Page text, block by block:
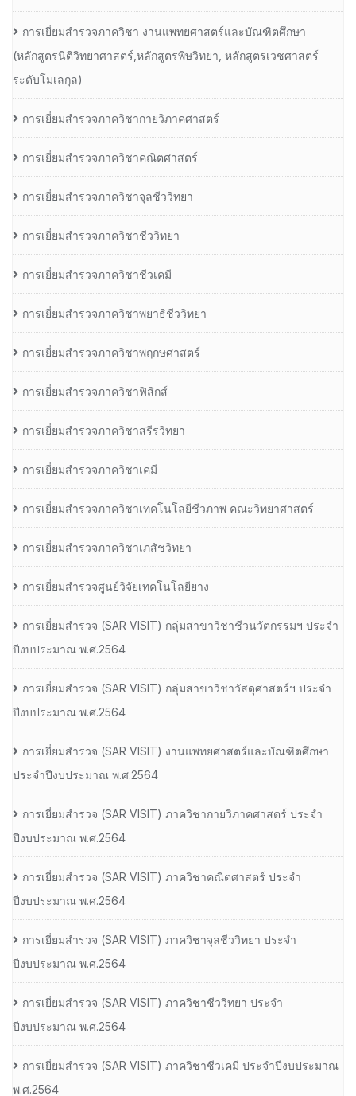
การเยี่ยมสำรวจภาควิชา งานแพทยศาสตร์และบัณฑิตศึกษา
(หลักสูตรนิติวิทยาศาสตร์,หลักสูตรพิษวิทยา, หลักสูตรเวชศาสตร์
ระดับโมเลกุล)
การเยี่ยมสำรวจภาควิชากายวิภาคศาสตร์
การเยี่ยมสำรวจภาควิชาคณิตศาสตร์
การเยี่ยมสำรวจภาควิชาจุลชีววิทยา
การเยี่ยมสำรวจภาควิชาชีววิทยา
การเยี่ยมสำรวจภาควิชาชีวเคมี
การเยี่ยมสำรวจภาควิชาพยาธิชีววิทยา
การเยี่ยมสำรวจภาควิชาพฤกษศาสตร์
การเยี่ยมสำรวจภาควิชาฟิสิกส์
การเยี่ยมสำรวจภาควิชาสรีรวิทยา
การเยี่ยมสำรวจภาควิชาเคมี
การเยี่ยมสำรวจภาควิชาเทคโนโลยีชีวภาพ คณะวิทยาศาสตร์
การเยี่ยมสำรวจภาควิชาเภสัชวิทยา
การเยี่ยมสำรวจศูนย์วิจัยเทคโนโลยียาง
การเยี่ยมสํารวจ (SAR VISIT) กลุ่มสาขาวิชาชีวนวัตกรรมฯ ประจํา
ปีงบประมาณ พ.ศ.2564
การเยี่ยมสํารวจ (SAR VISIT) กลุ่มสาขาวิชาวัสดุศาสตร์ฯ ประจํา
ปีงบประมาณ พ.ศ.2564
การเยี่ยมสํารวจ (SAR VISIT) งานแพทยศาสตร์และบัณฑิตศึกษา
ประจําปีงบประมาณ พ.ศ.2564
การเยี่ยมสํารวจ (SAR VISIT) ภาควิชากายวิภาคศาสตร์ ประจํา
ปีงบประมาณ พ.ศ.2564
การเยี่ยมสํารวจ (SAR VISIT) ภาควิชาคณิตศาสตร์ ประจํา
ปีงบประมาณ พ.ศ.2564
การเยี่ยมสํารวจ (SAR VISIT) ภาควิชาจุลชีววิทยา ประจํา
ปีงบประมาณ พ.ศ.2564
การเยี่ยมสํารวจ (SAR VISIT) ภาควิชาชีววิทยา ประจํา
ปีงบประมาณ พ.ศ.2564
การเยี่ยมสํารวจ (SAR VISIT) ภาควิชาชีวเคมี ประจําปีงบประมาณ
พ.ศ.2564